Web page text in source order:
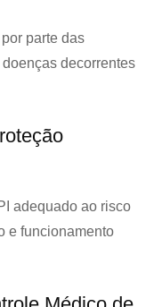
parte das
decorrentes
adequado ao risco
e funcionamento